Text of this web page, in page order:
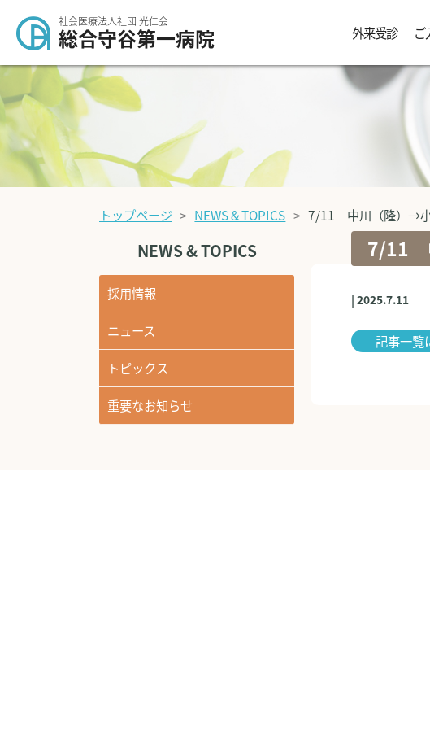
社会医療法人社団 光仁会
総合守谷第一病院 外来受診 ご
トップページ NEWS & TOPICS 7/11 中川（隆）→
7/11
| 2025.7.11
記事一覧
NEWS & TOPICS
採用情報
ニュース
トピックス
重要なお知らせ